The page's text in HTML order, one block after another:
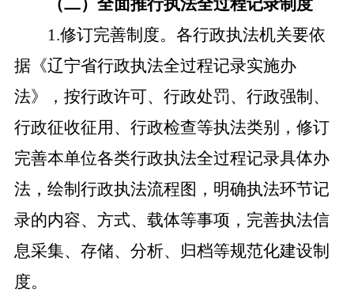
（二）全面推行执法全过程记录制度
1.修订完善制度。各行政执法机关要依
据《辽宁省行政执法全过程记录实施办
法》，按行政许可、行政处罚、行政强制、
行政征收征用、行政检查等执法类别，修订
完善本单位各类行政执法全过程记录具体办
法，绘制行政执法流程图，明确执法环节记
录的内容、方式、载体等事项，完善执法信
息采集、存储、分析、归档等规范化建设制
度。